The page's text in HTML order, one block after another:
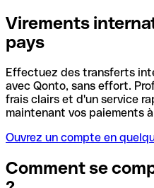
Virements
pays
Effectuez des transferts
avec Qonto, sans effort.
frais clairs et d'un service
maintenant vos paiements
Ouvrez un compte en
Comment se